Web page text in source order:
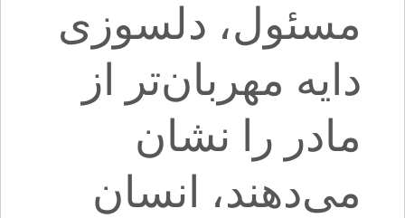
مسئول، دلسوزی
دایه مهربان‌تر از
مادر را نشان
می‌دهند، انسان